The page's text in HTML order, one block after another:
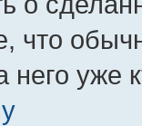
что
уже